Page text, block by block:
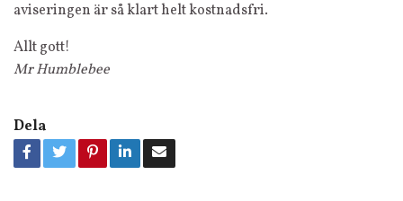
aviseringen är så klart helt kostnadsfri.
Allt gott!
Mr Humblebee
Dela